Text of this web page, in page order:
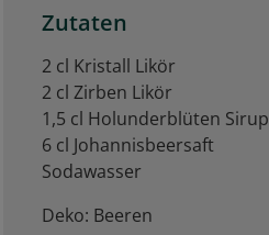
Zutaten
2 cl Kristall Likör
2 cl Zirben Likör
1,5 cl Holunderblüten Sirup
6 cl Johannisbeersaft
Sodawasser
Deko: Beeren